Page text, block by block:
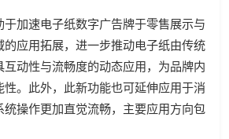
加速电子纸数字广告牌于零售展示与
的应用拓展，进一步推动电子纸由传统
动性与流畅度的动态应用，为品牌内
。此外，此新功能也可延伸应用于消
统操作更加直觉流畅，主要应用方向包